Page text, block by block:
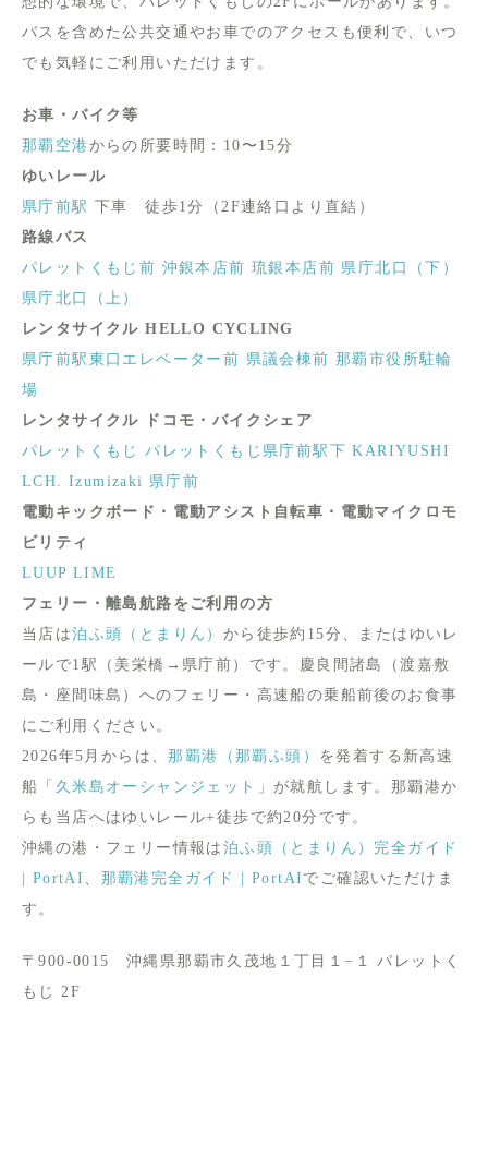
バスを含めた公共交通やお車でのアクセスも便利で、いつ
でも気軽にご利用いただけます。
お車・バイク等
那覇空港からの所要時間：10〜15分
ゆいレール
県庁前駅 下車 徒歩1分（2F連絡口より直結）
路線バス
パレットくもじ前 沖銀本店前 琉銀本店前 県庁北口（下）
県庁北口（上）
レンタサイクル HELLO CYCLING
県庁前駅東口エレベーター前 県議会棟前 那覇市役所駐輪
場
レンタサイクル ドコモ・バイクシェア
パレットくもじ
パレットくもじ県庁前駅下 KARIYUSHI
LCH. Izumizaki 県庁前
電動キックボード・電動アシスト自転車・電動マイクロモ
ビリティ
LUUP LIME
フェリー・離島航路をご利用の方
当店は泊ふ頭（とまりん） から徒歩約15分、またはゆいレ
ールで1駅（美栄橋→県庁前）です。慶良間諸島（渡嘉敷
島・座間味島）へのフェリー・高速船の乗船前後のお食事
にご利用ください。
2026年5月からは、那覇港（那覇ふ頭） を発着する新高速
船「 久米島オーシャンジェット
」が就航します。那覇港か
らも当店へはゆいレール+徒歩で約20分です。
沖縄の港・フェリー情報は 泊ふ頭（とまりん）完全ガイド
| PortAI
那覇港完全ガイド | PortAI でご確認いただけま
す。
〒900-0015 沖縄県那覇市久茂地１丁目１−１ パレットく
もじ 2F